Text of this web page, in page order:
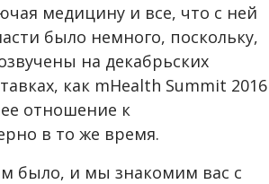
медицину и все, что с ней
было немного, поскольку,
на декабрьских
как mHealth Summit 2016
отношение к
в то же время.
было, и мы знакомим вас с